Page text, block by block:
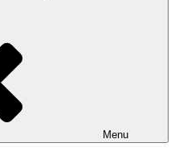
Menu